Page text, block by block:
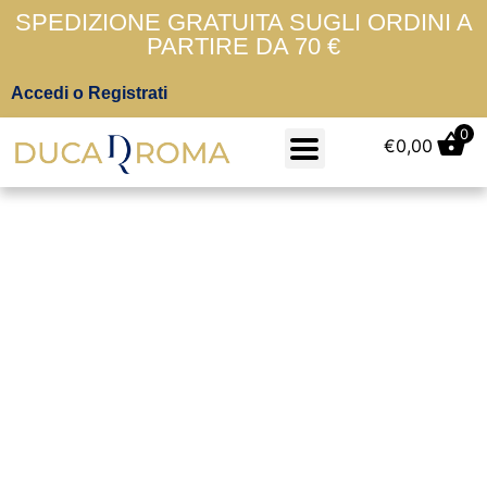
SPEDIZIONE GRATUITA SUGLI ORDINI A
PARTIRE DA 70 €
Accedi o Registrati
€0,00
0